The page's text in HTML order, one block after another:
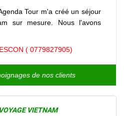
Tour m'a créé un séjour
sur mesure. Nous l'avons
( 0779827905)
de nos clients
VIETNAM